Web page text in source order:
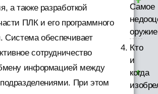
а также разработкой
ПЛК и его программного
Система обеспечивает
сотрудничество
информацией между
При этом
Самое
оружие
Кто
и
когда